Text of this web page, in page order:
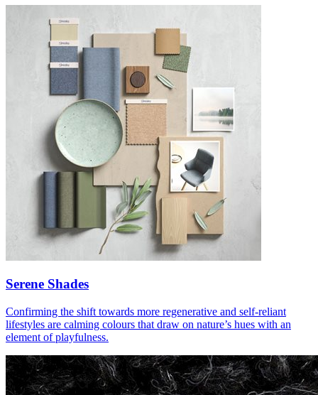
Serene Shades
Confirming the shift towards more regenerative and self-reliant
lifestyles are calming colours that draw on nature’s hues with an
element of playfulness.